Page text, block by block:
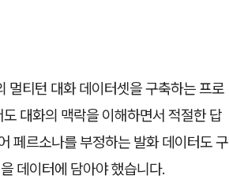
멀티턴 대화 데이터셋을 구축하는 프로
대화의 맥락을 이해하면서 적절한 답
페르소나를 부정하는 발화 데이터도 구
데이터에 담아야 했습니다.